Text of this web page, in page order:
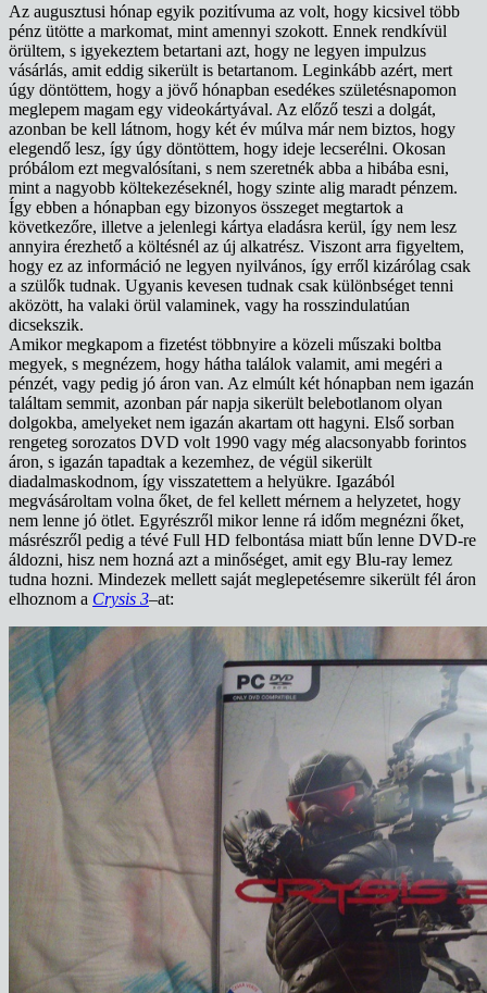
Az augusztusi hónap egyik pozitívuma az volt, hogy kicsivel több
pénz ütötte a markomat, mint amennyi szokott. Ennek rendkívül
örültem, s igyekeztem betartani azt, hogy ne legyen impulzus
vásárlás, amit eddig sikerült is betartanom. Leginkább azért, mert
úgy döntöttem, hogy a jövő hónapban esedékes születésnapomon
meglepem magam egy videokártyával. Az előző teszi a dolgát,
azonban be kell látnom, hogy két év múlva már nem biztos, hogy
elegendő lesz, így úgy döntöttem, hogy ideje lecserélni. Okosan
próbálom ezt megvalósítani, s nem szeretnék abba a hibába esni,
mint a nagyobb költekezéseknél, hogy szinte alig maradt pénzem.
Így ebben a hónapban egy bizonyos összeget megtartok a
következőre, illetve a jelenlegi kártya eladásra kerül, így nem lesz
annyira érezhető a költésnél az új alkatrész. Viszont arra figyeltem,
hogy ez az információ ne legyen nyilvános, így erről kizárólag csak
a szülők tudnak. Ugyanis kevesen tudnak csak különbséget tenni
aközött, ha valaki örül valaminek, vagy ha rosszindulatúan
dicsekszik.
Amikor megkapom a fizetést többnyire a közeli műszaki boltba
megyek, s megnézem, hogy hátha találok valamit, ami megéri a
pénzét, vagy pedig jó áron van. Az elmúlt két hónapban nem igazán
találtam semmit, azonban pár napja sikerült belebotlanom olyan
dolgokba, amelyeket nem igazán akartam ott hagyni. Első sorban
rengeteg sorozatos DVD volt 1990 vagy még alacsonyabb forintos
áron, s igazán tapadtak a kezemhez, de végül sikerült
diadalmaskodnom, így visszatettem a helyükre. Igazából
megvásároltam volna őket, de fel kellett mérnem a helyzetet, hogy
nem lenne jó ötlet. Egyrészről mikor lenne rá időm megnézni őket,
másrészről pedig a tévé Full HD felbontása miatt bűn lenne DVD-re
áldozni, hisz nem hozná azt a minőséget, amit egy Blu-ray lemez
tudna hozni. Mindezek mellett saját meglepetésemre sikerült fél áron
elhoznom a Crysis 3–at: